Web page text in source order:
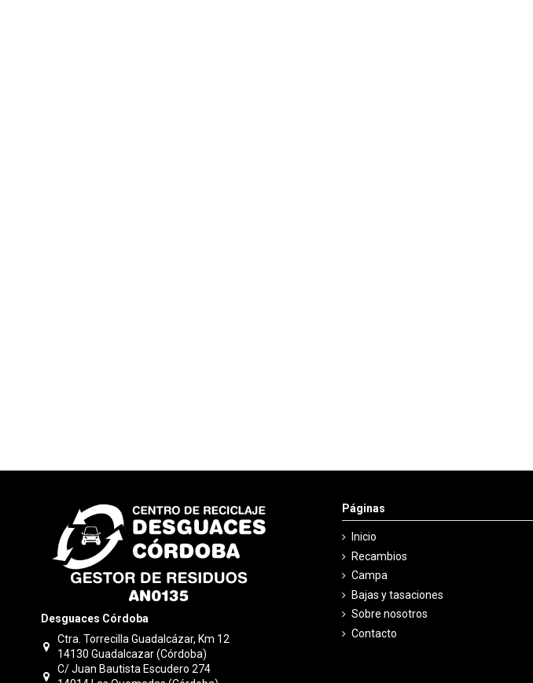
Desguaces Córdoba
Ctra. Torrecilla Guadalcázar, Km 12
14130 Guadalcazar (Córdoba)
C/ Juan Bautista Escudero 274
Páginas
Inicio
Recambios
Campa
Bajas y tasaciones
Sobre nosotros
Contacto